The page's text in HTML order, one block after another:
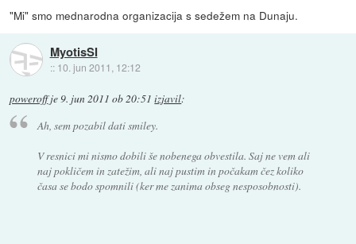
"Mi" smo mednarodna organizacija s sedežem na Dunaju.
MyotisSI
:: 10. jun 2011, 12:12
poweroffje9. jun 2011 ob 20:51 izjavil:
Ah, sem pozabil dati smiley.
V resniciminismo dobili še nobenega obvestila. Saj ne vem ali
naj pokličem in zatežim, ali naj pustim in počakam čez koliko
časa se bodo spomnili (ker me zanima obseg nesposobnosti).